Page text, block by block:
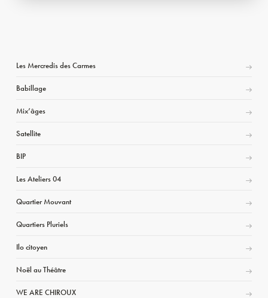
Les Mercredis des Carmes
Babillage
Mix’âges
Satellite
BIP
Les Ateliers 04
Quartier Mouvant
Quartiers Pluriels
Ilo citoyen
Noël au Théâtre
WE ARE CHIROUX